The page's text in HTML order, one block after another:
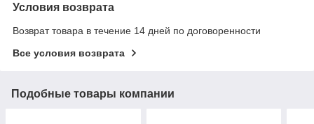
Условия возврата
Возврат товара в течение 14 дней по договоренности
Все условия возврата
Подобные товары компании